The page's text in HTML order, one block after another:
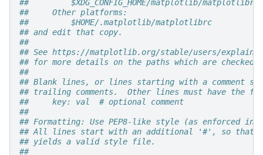
##         $XDG_CONFIG_HOME/matplotlib/matplotlibrc
##     Other platforms:
##         $HOME/.matplotlib/matplotlibrc
## and edit that copy.
##
## See https://matplotlib.org/stable/users/explain/
## for more details on the paths which are
##
## Blank lines, or lines starting with a comment
## trailing comments.  Other lines must have the
##     key: val  # optional comment
##
## Formatting: Use PEP8-like style (as enforced in
## All lines start with an additional '#', so that
## yields a valid style file.
##